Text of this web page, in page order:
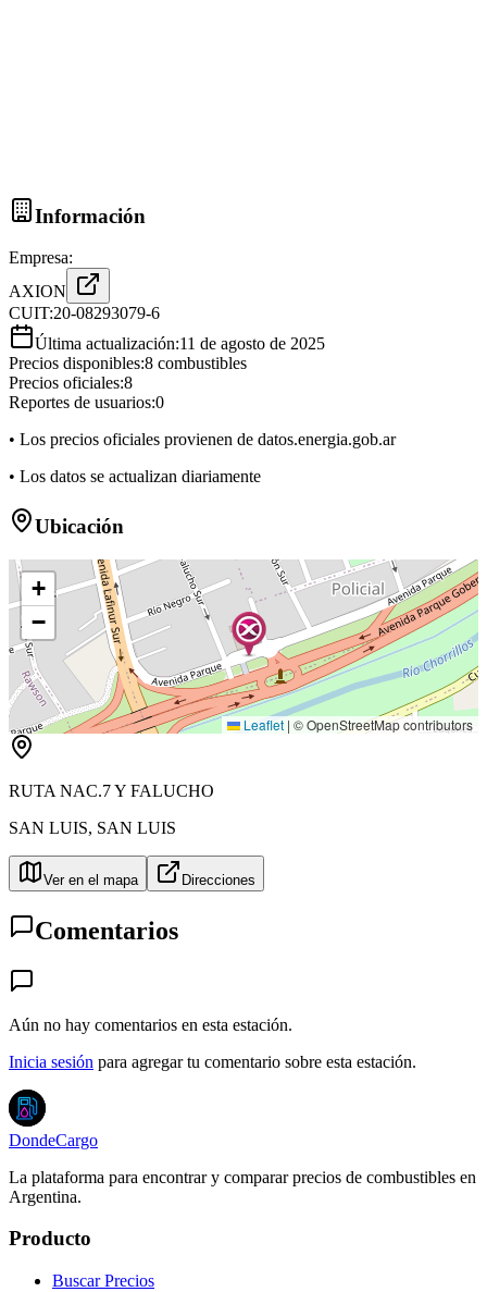
Información
Empresa:
AXION
CUIT:20-08293079-6
Última actualización:11 de agosto de 2025
Precios disponibles:8 combustibles
Precios oficiales:8
Reportes de usuarios:0
• Los precios oficiales provienen de datos.energia.gob.ar
• Los datos se actualizan diariamente
Ubicación
+
−
Leaflet | © OpenStreetMap contributors
RUTA NAC.7 Y FALUCHO
SAN LUIS, SAN LUIS
Ver en el mapa Direcciones
Comentarios
Aún no hay comentarios en esta estación.
Inicia sesión para agregar tu comentario sobre esta estación.
DondeCargo
La plataforma para encontrar y comparar precios de combustibles en
Argentina.
Producto
Buscar Precios